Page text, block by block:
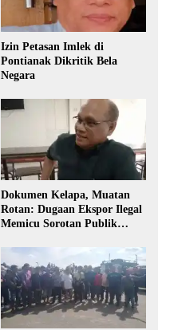
Izin Petasan Imlek di
Pontianak Dikritik Bela
Negara
Dokumen Kelapa, Muatan
Rotan: Dugaan Ekspor Ilegal
Memicu Sorotan Publik